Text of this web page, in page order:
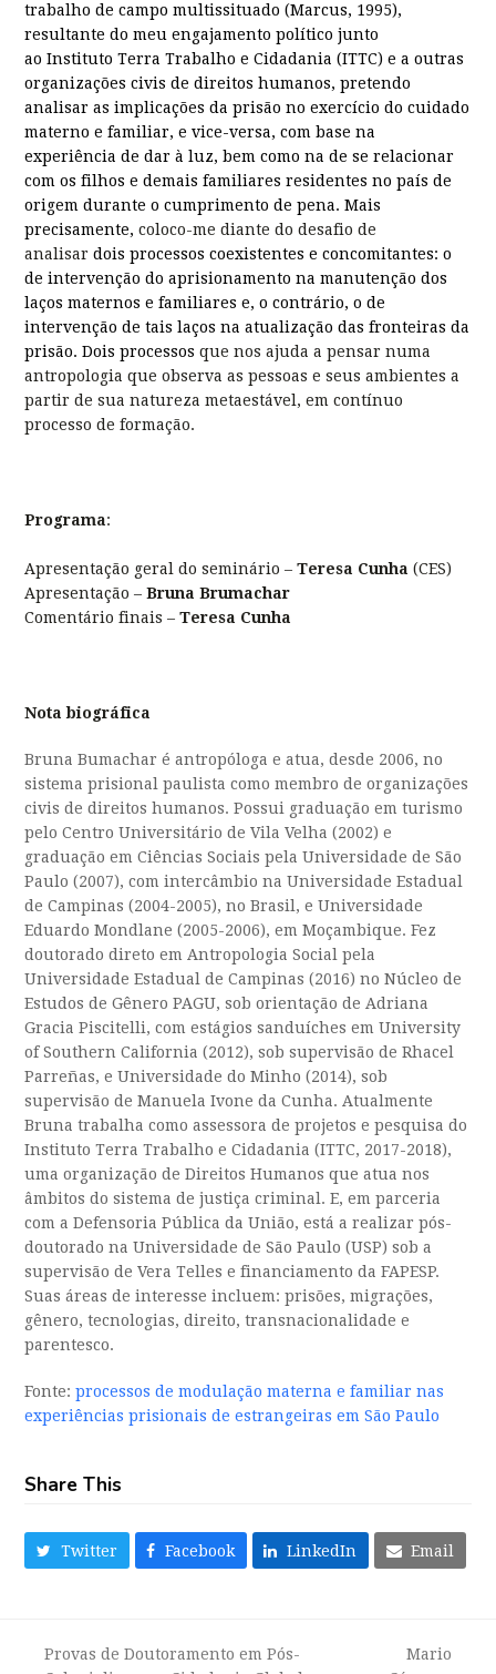
trabalho de campo multissituado (Marcus, 1995),
resultante do meu engajamento político junto
aoInstituto Terra Trabalho e Cidadania (ITTC) e a outras
organizações civis de direitos humanos, pretendo
analisar as implicações da prisão no exercício do cuidado
materno e familiar, e vice-versa, com base na
experiência dedar à luz, bem como na de se relacionar
com os filhos e demais familiares residentes no país de
origem durante o cumprimento de pena. Mais
precisamente,coloco-me diante do desafio de
analisardois processos coexistentes e concomitantes: o
de intervenção do aprisionamento na manutenção dos
laços maternos e familiares e, o contrário, o de
intervenção de tais laços na atualização das fronteiras da
prisão. Dois processos que nos ajuda a pensar numa
antropologia que observa as pessoas e seus ambientes a
partir de sua natureza metaestável, em contínuo
processo de formação.
Programa:
Apresentação geral do seminário –Teresa Cunha(CES)
Apresentação –Bruna Brumachar
Comentário finais –Teresa Cunha
Nota biográfica
Bruna Bumachar é antropóloga e atua, desde 2006, no
sistema prisional paulista como membro de organizações
civis de direitos humanos. Possui graduação em turismo
pelo Centro Universitário de Vila Velha (2002) e
graduação em Ciências Sociais pela Universidade de São
Paulo (2007), com intercâmbio na Universidade Estadual
de Campinas (2004-2005), no Brasil, e Universidade
Eduardo Mondlane (2005-2006), em Moçambique. Fez
doutorado direto em Antropologia Social pela
Universidade Estadual de Campinas (2016) no Núcleo de
Estudos de Gênero PAGU, sob orientação de Adriana
Gracia Piscitelli, com estágios sanduíches em University
of Southern California (2012), sob supervisão de Rhacel
Parreñas, e Universidade do Minho (2014), sob
supervisão de Manuela Ivone da Cunha. Atualmente
Bruna trabalha como assessora de projetos e pesquisa do
Instituto Terra Trabalho e Cidadania (ITTC, 2017-2018),
uma organização de Direitos Humanos que atua nos
âmbitos do sistema de justiça criminal. E, em parceria
com a Defensoria Pública da União, está a realizar pós-
doutorado na Universidade de São Paulo (USP) sob a
supervisão de Vera Telles e financiamento da FAPESP.
Suas áreas de interesse incluem: prisões, migrações,
gênero, tecnologias, direito, transnacionalidade e
parentesco.
Fonte:processos de modulação materna e familiar nas
experiências prisionais de estrangeiras em São Paulo
Share This
Twitter Facebook LinkedIn Email
Provas de Doutoramento em Pós-
Mario